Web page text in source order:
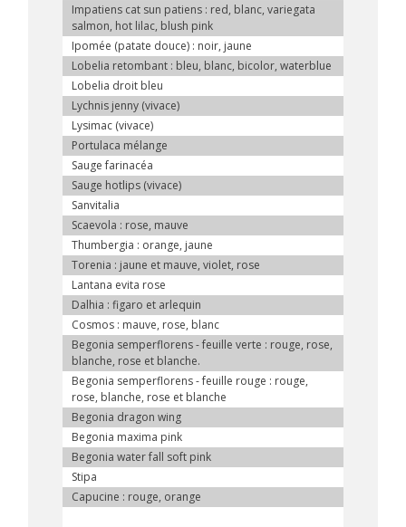
Impatiens cat sun patiens : red, blanc, variegata
salmon, hot lilac, blush pink
Ipomée (patate douce) : noir, jaune
Lobelia retombant : bleu, blanc, bicolor, waterblue
Lobelia droit bleu
Lychnis jenny (vivace)
Lysimac (vivace)
Portulaca mélange
Sauge farinacéa
Sauge hotlips (vivace)
Sanvitalia
Scaevola : rose, mauve
Thumbergia : orange, jaune
Torenia : jaune et mauve, violet, rose
Lantana evita rose
Dalhia : figaro et arlequin
Cosmos : mauve, rose, blanc
Begonia semperflorens - feuille verte : rouge, rose,
blanche, rose et blanche.
Begonia semperflorens - feuille rouge : rouge,
rose, blanche, rose et blanche
Begonia dragon wing
Begonia maxima pink
Begonia water fall soft pink
Stipa
Capucine : rouge, orange